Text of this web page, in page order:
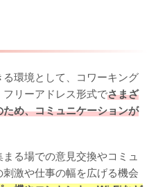
環境として、コワーキング
リーアドレス形式でさまざ
め、コミュニケーションが
る場での意見交換やコミュ
激や仕事の幅を広げる機会